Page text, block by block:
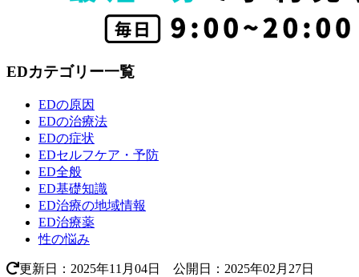
EDカテゴリー一覧
EDの原因
EDの治療法
EDの症状
EDセルフケア・予防
ED全般
ED基礎知識
ED治療の地域情報
ED治療薬
性の悩み
更新日：2025年11月04日 公開日：2025年02月27日